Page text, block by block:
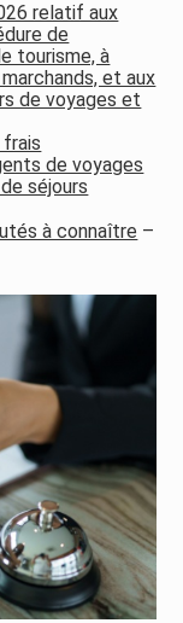
relatif aux
de
tourisme, à
et aux
de voyages et
de voyages
séjours
à connaître –